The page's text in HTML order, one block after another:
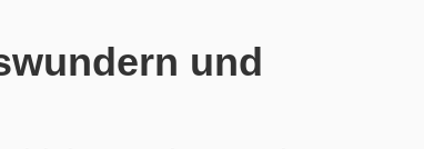
und